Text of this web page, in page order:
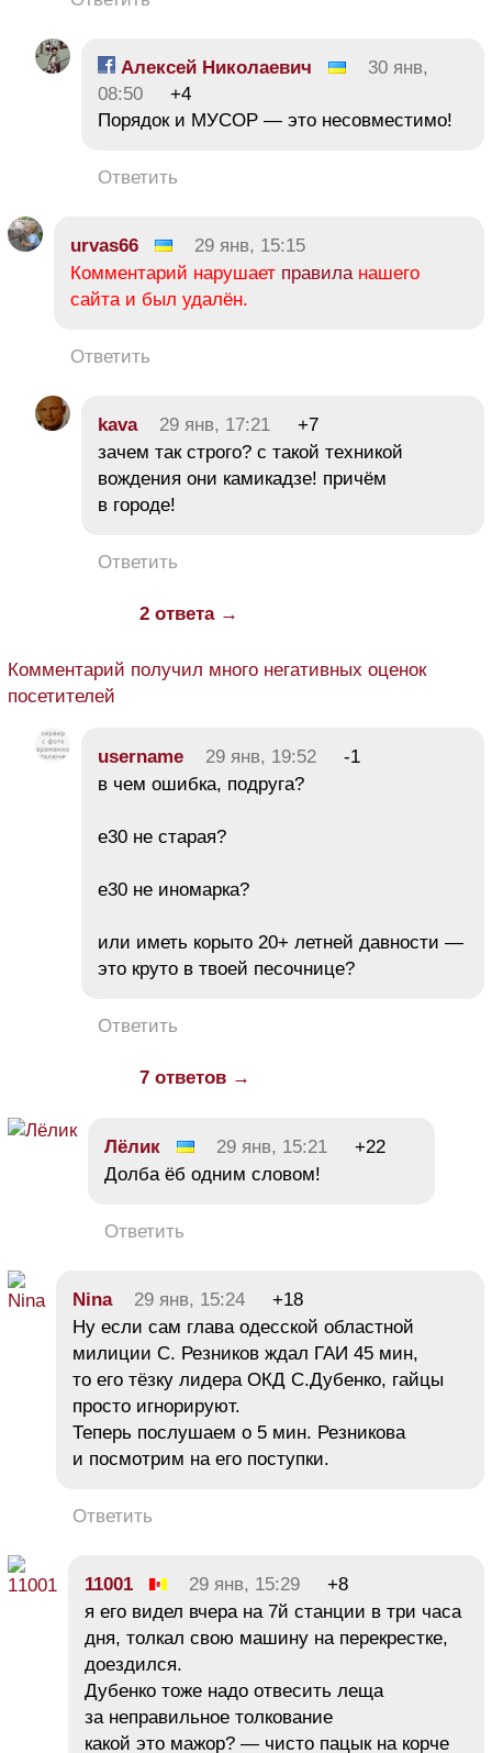
Алексей Николаевич
30 янв,
08:50
+4
Порядок и МУСОР — это несовместимо!
Ответить
urvas66
29 янв, 15:15
Комментарий нарушает правила нашего
сайта и был удалён.
Ответить
kava 29 янв, 17:21
+7
зачем так строго? с такой техникой
вождения они камикадзе! причём
в городе!
Ответить
2 ответа →
Комментарий получил много негативных оценок
посетителей
username 29 янв, 19:52
-1
в чем ошибка, подруга?
е30 не старая?
е30 не иномарка?
или иметь корыто 20+ летней давности —
это круто в твоей песочнице?
Ответить
7 ответов →
Лёлик 29 янв, 15:21
+22
Долба ёб одним словом!
Ответить
Nina 29 янв, 15:24
+18
Ну если сам глава одесской областной
милиции С. Резников ждал ГАИ 45 мин,
то его тёзку лидера ОКД С.Дубенко, гайцы
просто игнорируют.
Теперь послушаем о 5 мин. Резникова
и посмотрим на его поступки.
Ответить
11001 29 янв, 15:29
+8
я его видел вчера на 7й станции в три часа
дня, толкал свою машину на перекрестке,
доездился.
Дубенко тоже надо отвесить леща
за неправильное толкование
какой это мажор? — чисто пацык на корче